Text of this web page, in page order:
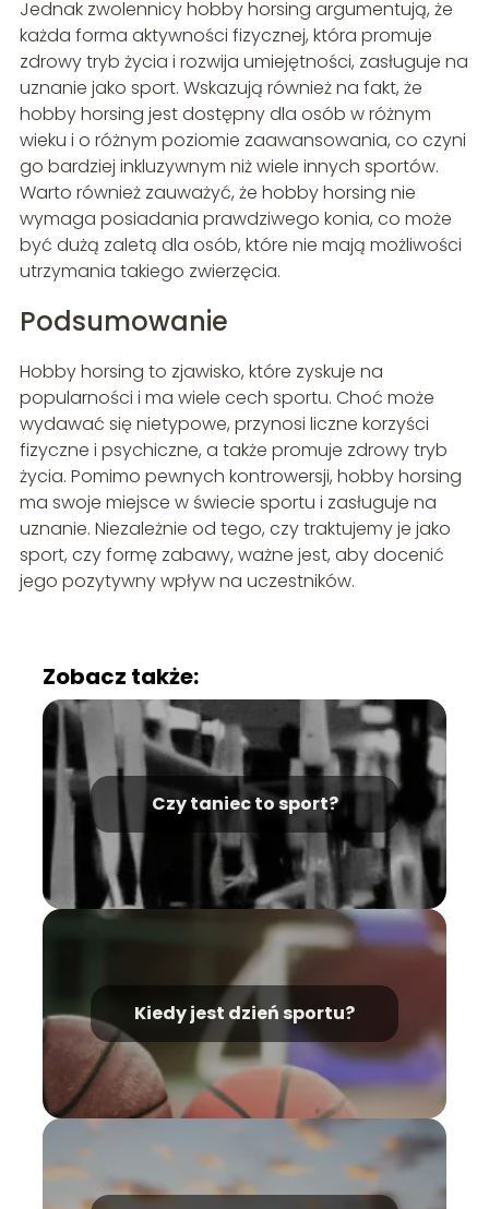
Jednak zwolennicy hobby horsing argumentują, że
każda forma aktywności fizycznej, która promuje
zdrowy tryb życia i rozwija umiejętności, zasługuje na
uznanie jako sport. Wskazują również na fakt, że
hobby horsing jest dostępny dla osób w różnym
wieku i o różnym poziomie zaawansowania, co czyni
go bardziej inkluzywnym niż wiele innych sportów.
Warto również zauważyć, że hobby horsing nie
wymaga posiadania prawdziwego konia, co może
być dużą zaletą dla osób, które nie mają możliwości
utrzymania takiego zwierzęcia.
Podsumowanie
Hobby horsing to zjawisko, które zyskuje na
popularności i ma wiele cech sportu. Choć może
wydawać się nietypowe, przynosi liczne korzyści
fizyczne i psychiczne, a także promuje zdrowy tryb
życia. Pomimo pewnych kontrowersji, hobby horsing
ma swoje miejsce w świecie sportu i zasługuje na
uznanie. Niezależnie od tego, czy traktujemy je jako
sport, czy formę zabawy, ważne jest, aby docenić
jego pozytywny wpływ na uczestników.
Zobacz także:
Czy taniec to sport?
Kiedy jest dzień sportu?